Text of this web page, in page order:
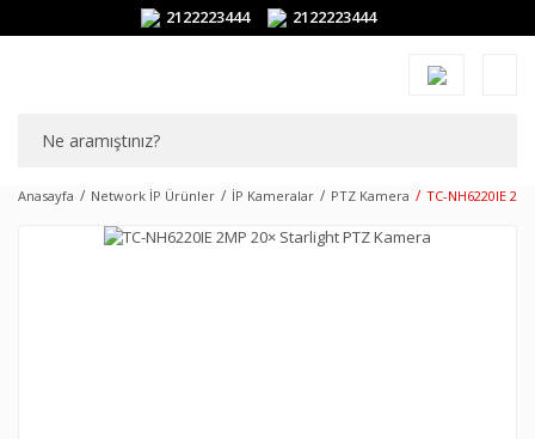
2122223444 2122223444
Anasayfa Network İP Ürünler İP Kameralar PTZ Kamera TC-NH6220IE